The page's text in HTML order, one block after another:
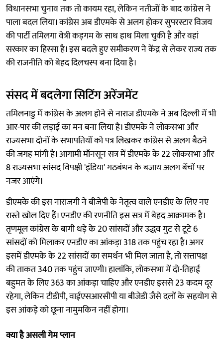
विधानसभा चुनाव तक तो कायम रहा, लेकिन नतीजों के बाद कांग्रेस ने
पाला बदल लिया। कांग्रेस अब डीएमके से अलग होकर सुपरस्टार विजय
की पार्टी तमिलगा वेत्री कड़गम के साथ हाथ मिला चुकी है और वहां
सरकार का हिस्सा है। इस बदले हुए समीकरण ने केंद्र से लेकर राज्य तक
की राजनीति को बेहद दिलचस्प बना दिया है।
संसद में बदलेगा सिटिंग अरेंजमेंट
तमिलनाडु में कांग्रेस के अलग होने से नाराज डीएमके ने अब दिल्ली में भी
आर-पार की लड़ाई का मन बना लिया है। डीएमके ने लोकसभा और
राज्यसभा दोनों के सभापतियों को पत्र लिखकर कांग्रेस से अलग बैठने
की जगह मांगी है। आगामी मॉनसून सत्र में डीएमके के 22 लोकसभा और
8 राज्यसभा सांसद विपक्षी 'इंडिया' गठबंधन के बजाय अलग बेंचों पर
नजर आएंगे।
डीएमके की इस नाराजगी ने बीजेपी के नेतृत्व वाले एनडीए के लिए नए
रास्ते खोल दिए हैं। एनडीए की रणनीति इस सत्र में बेहद आक्रामक है।
तृणमूल कांग्रेस के बागी धड़े के 20 सांसदों और उद्धव गुट से टूटे 6
सांसदों को मिलाकर एनडीए का आंकड़ा 318 तक पहुंच रहा है। अगर
इसमें डीएमके के 22 सांसदों का समर्थन भी मिल जाता है, तो सत्तापक्ष
की ताकत 340 तक पहुंच जाएगी। हालांकि, लोकसभा में दो-तिहाई
बहुमत के लिए 363 का आंकड़ा चाहिए और एनडीए इससे 23 कदम दूर
रहेगा, लेकिन टीडीपी, वाईएसआरसीपी या बीजेडी जैसे दलों के सहयोग से
इस आंकड़े को छूना नामुमकिन नहीं होगा।
क्या है असली गेम प्लान